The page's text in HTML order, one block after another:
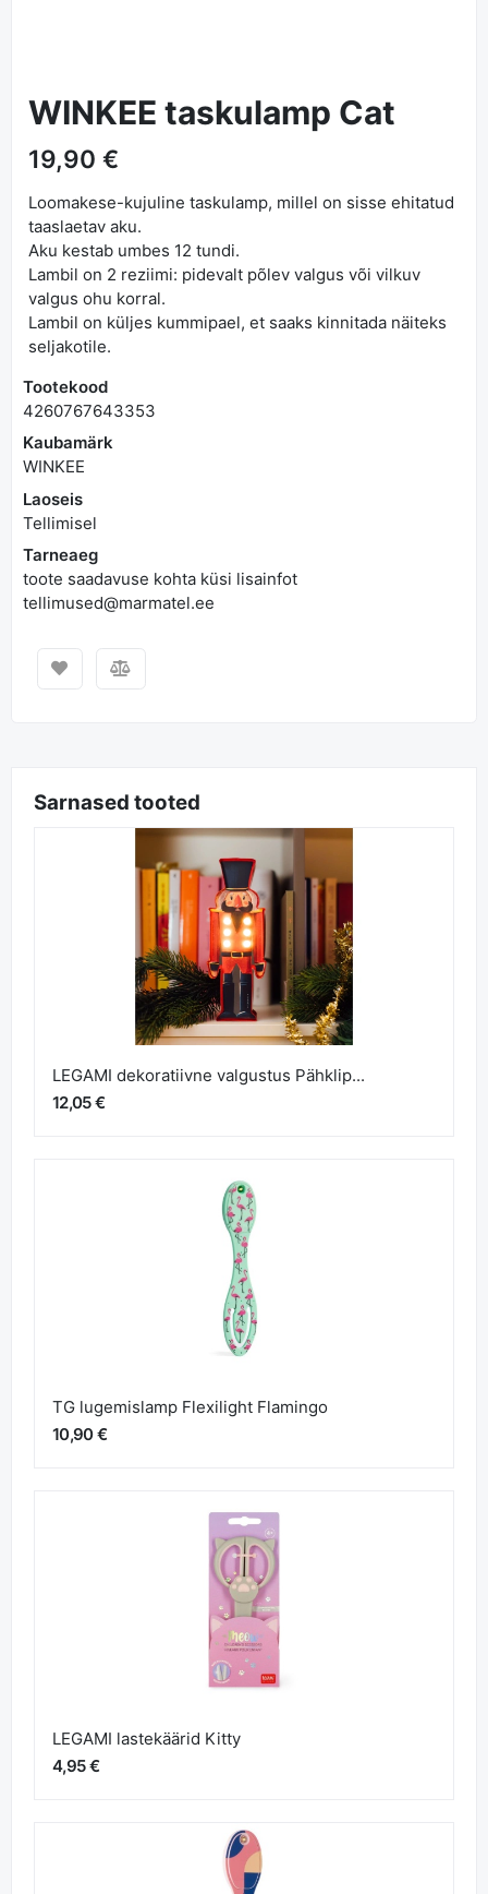
WINKEE taskulamp Cat
19,90 €
Loomakese-kujuline taskulamp, millel on sisse ehitatud
taaslaetav aku.
Aku kestab umbes 12 tundi.
Lambil on 2 reziimi: pidevalt põlev valgus või vilkuv
valgus ohu korral.
Lambil on küljes kummipael, et saaks kinnitada näiteks
seljakotile.
Tootekood
4260767643353
Kaubamärk
WINKEE
Laoseis
Tellimisel
Tarneaeg
toote saadavuse kohta küsi lisainfot
tellimused@marmatel.ee
Sarnased tooted
LEGAMI dekoratiivne valgustus Pähklip...
12,05 €
TG lugemislamp Flexilight Flamingo
10,90 €
LEGAMI lastekäärid Kitty
4,95 €